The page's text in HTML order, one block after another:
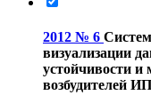
2012 № 6
визуализации
устойчивости
возбудителей